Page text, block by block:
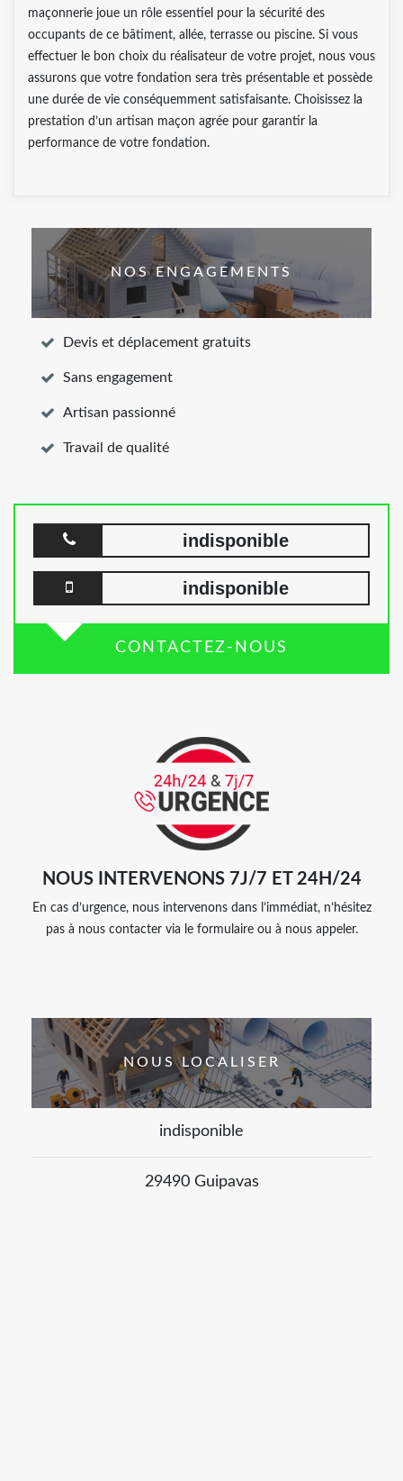
maçonnerie joue un rôle essentiel pour la sécurité des
occupants de ce bâtiment, allée, terrasse ou piscine. Si vous
effectuer le bon choix du réalisateur de votre projet, nous vous
assurons que votre fondation sera très présentable et possède
une durée de vie conséquemment satisfaisante. Choisissez la
prestation d’un artisan maçon agrée pour garantir la
performance de votre fondation.
NOS ENGAGEMENTS
Devis et déplacement gratuits
Sans engagement
Artisan passionné
Travail de qualité
indisponible
indisponible
CONTACTEZ-NOUS
NOUS INTERVENONS 7J/7 ET 24H/24
En cas d’urgence, nous intervenons dans l’immédiat, n’hésitez
pas à nous contacter via le formulaire ou à nous appeler.
NOUS LOCALISER
indisponible
29490 Guipavas